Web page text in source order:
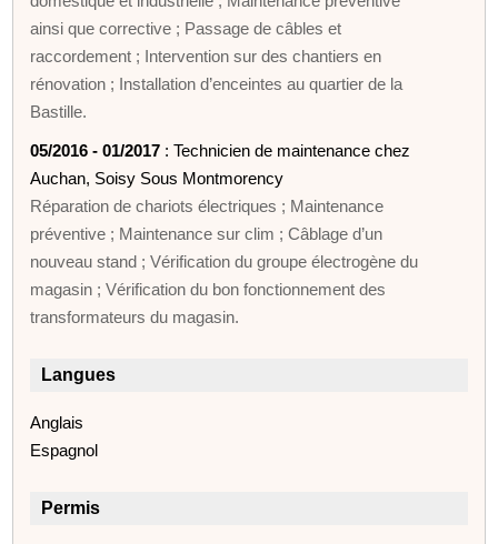
ainsi que corrective ; Passage de câbles et
raccordement ; Intervention sur des chantiers en
rénovation ; Installation d’enceintes au quartier de la
Bastille.
05/2016 - 01/2017 : Technicien de maintenance chez
Auchan, Soisy Sous Montmorency
Réparation de chariots électriques ; Maintenance
préventive ; Maintenance sur clim ; Câblage d’un
nouveau stand ; Vérification du groupe électrogène du
magasin ; Vérification du bon fonctionnement des
transformateurs du magasin.
Langues
Anglais
Espagnol
Permis